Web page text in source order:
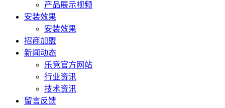
产品展示视频
安装效果
安装效果
招商加盟
新闻动态
乐竞官方网站
行业资讯
技术资讯
留言反馈